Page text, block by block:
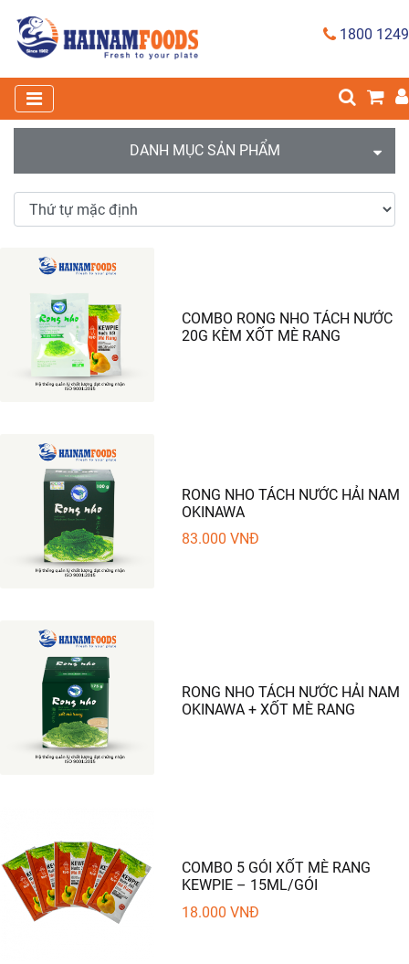
1800 1249
DANH MỤC SẢN PHẨM
COMBO RONG NHO TÁCH NƯỚC
20G KÈM XỐT MÈ RANG
RONG NHO TÁCH NƯỚC HẢI NAM
OKINAWA
83.000VNĐ
RONG NHO TÁCH NƯỚC HẢI NAM
OKINAWA + XỐT MÈ RANG
COMBO 5 GÓI XỐT MÈ RANG
KEWPIE – 15ML/GÓI
18.000VNĐ